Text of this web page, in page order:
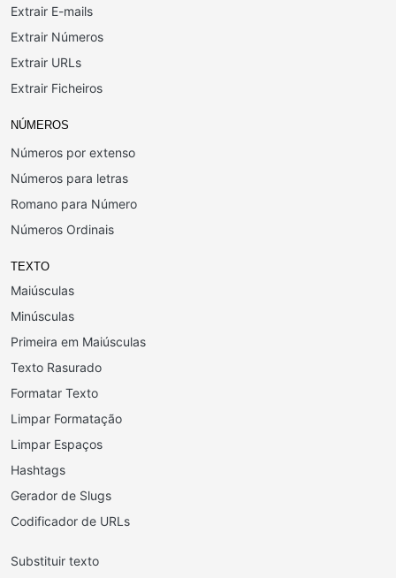
Extrair E-mails
Extrair Números
Extrair URLs
Extrair Ficheiros
NÚMEROS
Números por extenso
Números para letras
Romano para Número
Números Ordinais
TEXTO
Maiúsculas
Minúsculas
Primeira em Maiúsculas
Texto Rasurado
Formatar Texto
Limpar Formatação
Limpar Espaços
Hashtags
Gerador de Slugs
Codificador de URLs
Substituir texto